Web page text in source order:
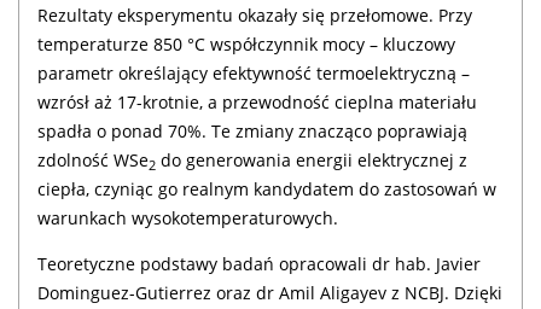
Rezultaty eksperymentu okazały się przełomowe. Przy
temperaturze 850 °C współczynnik mocy – kluczowy
parametr określający efektywność termoelektryczną –
wzrósł aż 17-krotnie, a przewodność cieplna materiału
spadła o ponad 70%. Te zmiany znacząco poprawiają
zdolność WSe2 do generowania energii elektrycznej z
ciepła, czyniąc go realnym kandydatem do zastosowań w
warunkach wysokotemperaturowych.
Teoretyczne podstawy badań opracowali dr hab. Javier
Dominguez-Gutierrez oraz dr Amil Aligayev z NCBJ. Dzięki